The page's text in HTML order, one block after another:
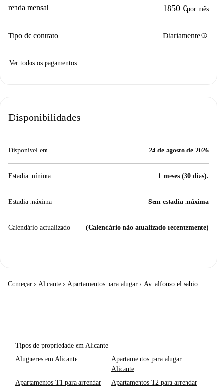
renda mensal 1850 €por mês
Tipo de contrato Diariamenteinfo
Ver todos os pagamentos
Disponibilidades
Disponível em 24 de agosto de 2026
Estadia mínima 1 meses (30 dias).
Estadia máxima Sem estadia máxima
Calendário actualizado (Calendário não atualizado recentemente)
Começar › Alicante › Apartamentos para alugar › Av. alfonso el sabio
Tipos de propriedade em Alicante
Alugueres em Alicante
Apartamentos para alugar
Alicante
Apartamentos T1 para arrendar
Apartamentos T2 para arrendar